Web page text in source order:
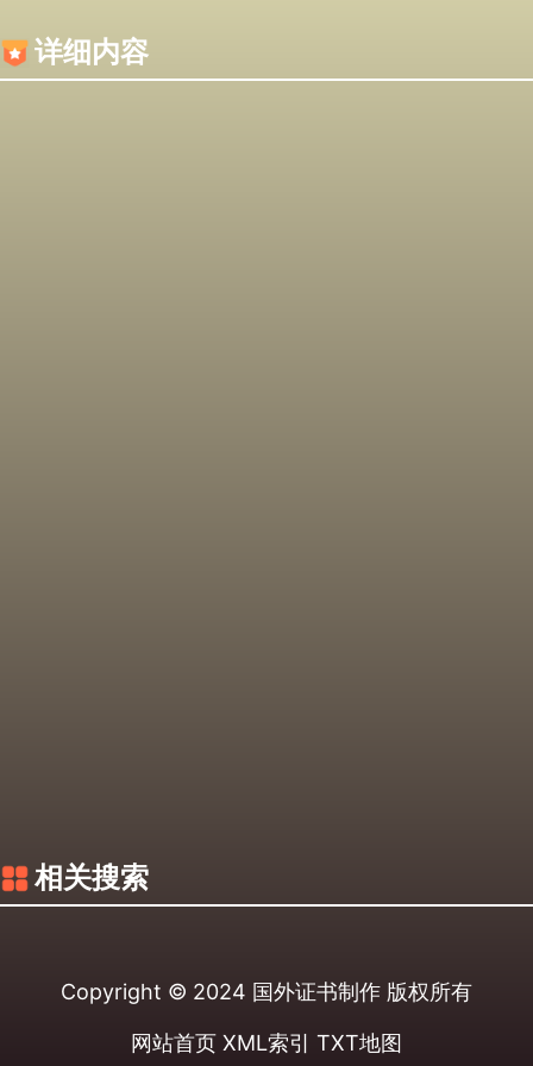
详细内容
相关搜索
Copyright © 2024 国外证书制作 版权所有
网站首页 XML索引 TXT地图